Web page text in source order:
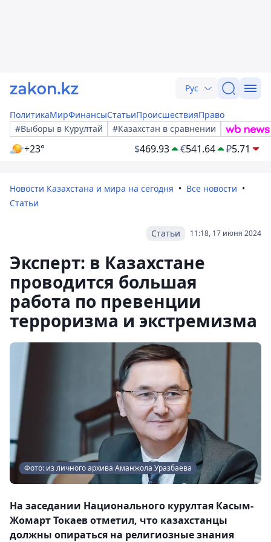
Рус
ПолитикаМирФинансыСтатьиПроисшествияПраво
#Выборы в Курултай
#Казахстан в сравнении
+23° $469.93 €541.64 ₽5.71
Новости Казахстана и мира на сегодня
Все новости
Статьи
11:18, 17 июня 2024
Статьи
Эксперт: в Казахстане
проводится большая
работа по превенции
терроризма и экстремизма
Фото: из личного архива Аманжола Уразбаева
На заседании Национального курултая Касым-
Жомарт Токаев отметил, что казахстанцы
должны опираться на религиозные знания